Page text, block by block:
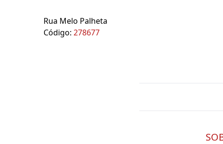
Rua Melo Palheta
Código: 278677